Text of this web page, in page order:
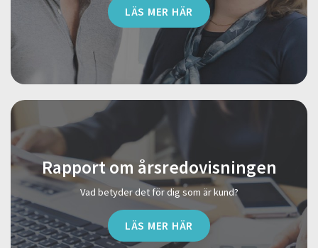
LÄS MER HÄR
Rapport om årsredovisningen
Vad betyder det för dig som är kund?
LÄS MER HÄR